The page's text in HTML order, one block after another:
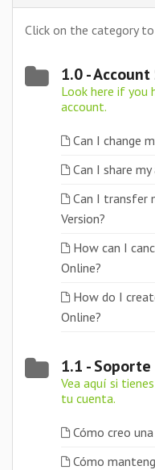
Click on the category
1.0 -
Look here if you
account.
Can I change
Can I share
Can I transfer
Version?
How can I
Online?
How do I
Online?
1.1 -
Vea aquí si
tu cuenta.
Cómo creo
Cómo